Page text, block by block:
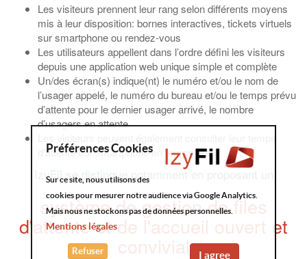
Les visiteurs prennent leur rang selon différents moyens
mis à leur disposition: bornes interactives, tickets virtuels
sur smartphone ou rendez-vous
Les utilisateurs appellent dans l’ordre défini les visiteurs
depuis une application web unique simple et complète
Un/des écran(s) indique(nt) le numéro et/ou le nom de
l’usager appelé, le numéro du bureau et/ou le temps prévu
d’attente pour le dernier usager arrivé, le nombre
d’usagers en attente.
d'attente sur smartphone en temps réel.
IzyFil se distingue notamment en proposant un
système de gestion de files
d'attente et de l'accueil ouvert et
convivial
Préférences Cookies
Sur ce site, nous utilisons des
cookies pour mesurer notre audience via Google Analytics.
Mais nous ne stockons pas de données personnelles.
Mentions légales
I agree
Refuser